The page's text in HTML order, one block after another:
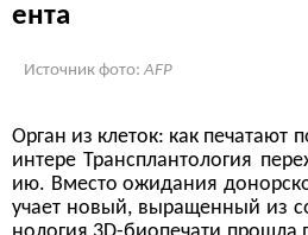
ента
Источник фото: AFP
Орган из клеток: как печатают
интере Трансплантология
ию. Вместо ожидания
учает новый, выращенный из